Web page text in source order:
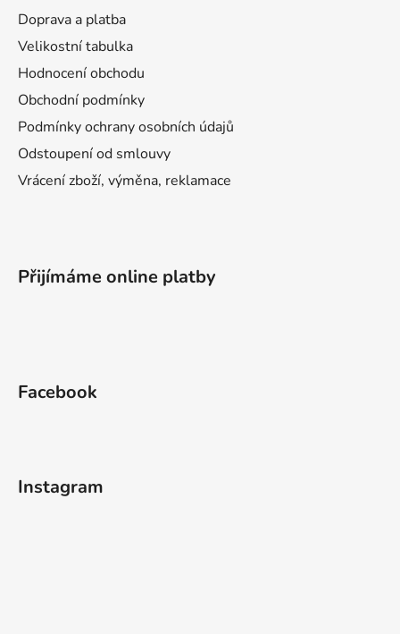
Doprava a platba
Velikostní tabulka
Hodnocení obchodu
Obchodní podmínky
Podmínky ochrany osobních údajů
Odstoupení od smlouvy
Vrácení zboží, výměna, reklamace
Přijímáme online platby
Facebook
Instagram